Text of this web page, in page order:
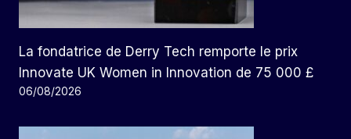
La fondatrice de Derry Tech remporte le prix
Innovate UK Women in Innovation de 75 000 £
06/08/2026